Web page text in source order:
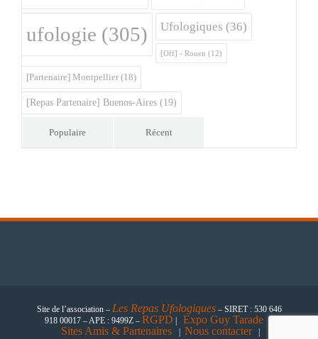
ufologie (305) Ufologiques (36)
[Off] - Rouen (12)
[Partenaire] Montpellier (18)
[Repas Partenaire] Buenos-Aires (19)
Populaire Récent
Site de l’association – Les Repas Ufologiques– SIRET : 530 646
918 00017 – APE : 9499Z – RGPD Expo Guy Tarade
Sites Amis & Partenaires Nous contacter|